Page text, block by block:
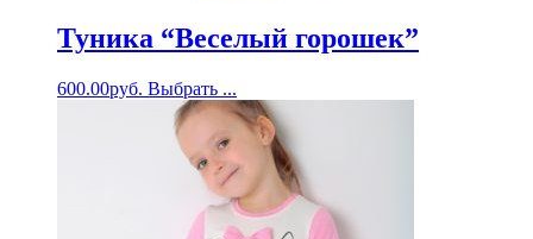
Туника “Веселый горошек”
600.00руб. Выбрать ...